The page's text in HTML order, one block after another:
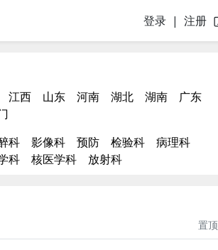
登录 | 注册
江西 山东 河南 湖北 湖南
广东
科 影像科 预防 检验科
病理科
科 核医学科 放射科
置顶